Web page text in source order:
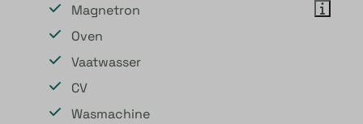
Magnetron
Oven
Vaatwasser
CV
Wasmachine